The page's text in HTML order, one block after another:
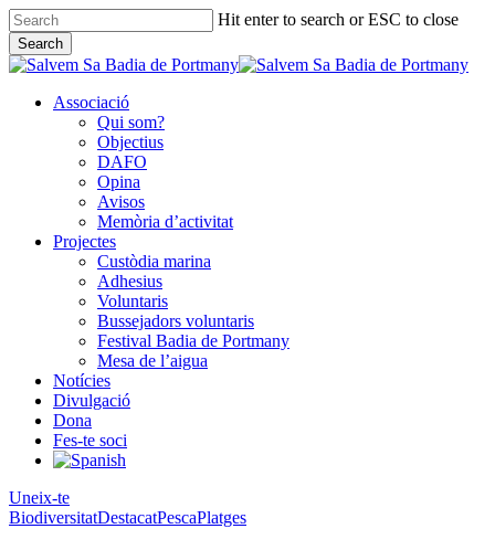
Skip
to
main
content
Hit enter to search or ESC to close
Search
Close
Associació
Qui som?
Objectius
DAFO
Opina
Avisos
Memòria d’activitat
Projectes
Custòdia marina
Adhesius
Voluntaris
Bussejadors voluntaris
Festival Badia de Portmany
Mesa de l’aigua
Notícies
Divulgació
Dona
Fes-te soci
Uneix-te
BiodiversitatDestacatPescaPlatges